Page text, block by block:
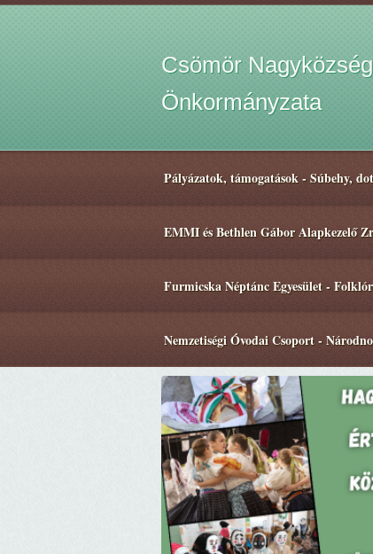
Csömör
Önkormányzata
Pályázatok, támogatások - Súbehy,
EMMI és Bethlen Gábor Alapkezelő
Furmicska Néptánc Egyesület -
Nemzetiségi Óvodai Csoport -